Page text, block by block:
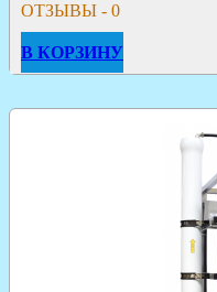
ОТЗЫВЫ - 0
В КОРЗИНУ